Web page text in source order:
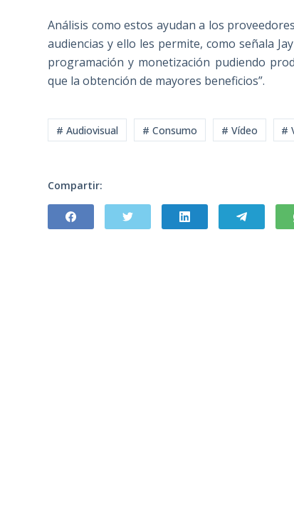
Análisis como estos ayudan a los
audiencias y ello les permite, como señala
programación y monetización pudiendo
que la obtención de mayores beneficios”.
# Audiovisual # Consumo # Vídeo #
Compartir: